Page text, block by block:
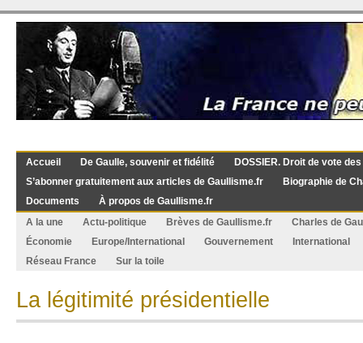
Accueil De Gaulle, souvenir et fidélité
DOSSIER. Droit de vote
S’abonner gratuitement aux articles de Gaullisme.fr
Biographie de
Documents
À propos de Gaullisme.fr
A la une
Actu-politique Brèves de Gaullisme.fr
Charles de
Économie
Europe/International Gouvernement
International
Réseau France
Sur la toile
La légitimité présidentielle